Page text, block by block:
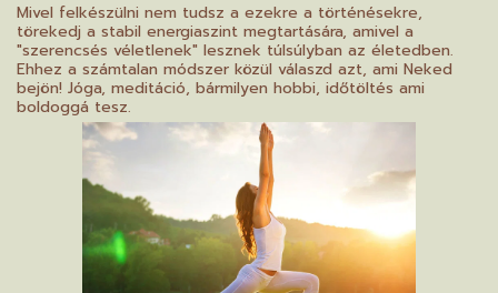
Mivel felkészülni nem tudsz a ezekre a történésekre,
törekedj a stabil energiaszint megtartására, amivel a
"szerencsés véletlenek" lesznek túlsúlyban az életedben.
Ehhez a számtalan módszer közül válaszd azt, ami Neked
bejön! Jóga, meditáció, bármilyen hobbi, időtöltés ami
boldoggá tesz.